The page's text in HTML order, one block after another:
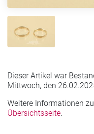
Dieser Artikel war
Mittwoch, den
Weitere Informationen
Übersichtsseite.